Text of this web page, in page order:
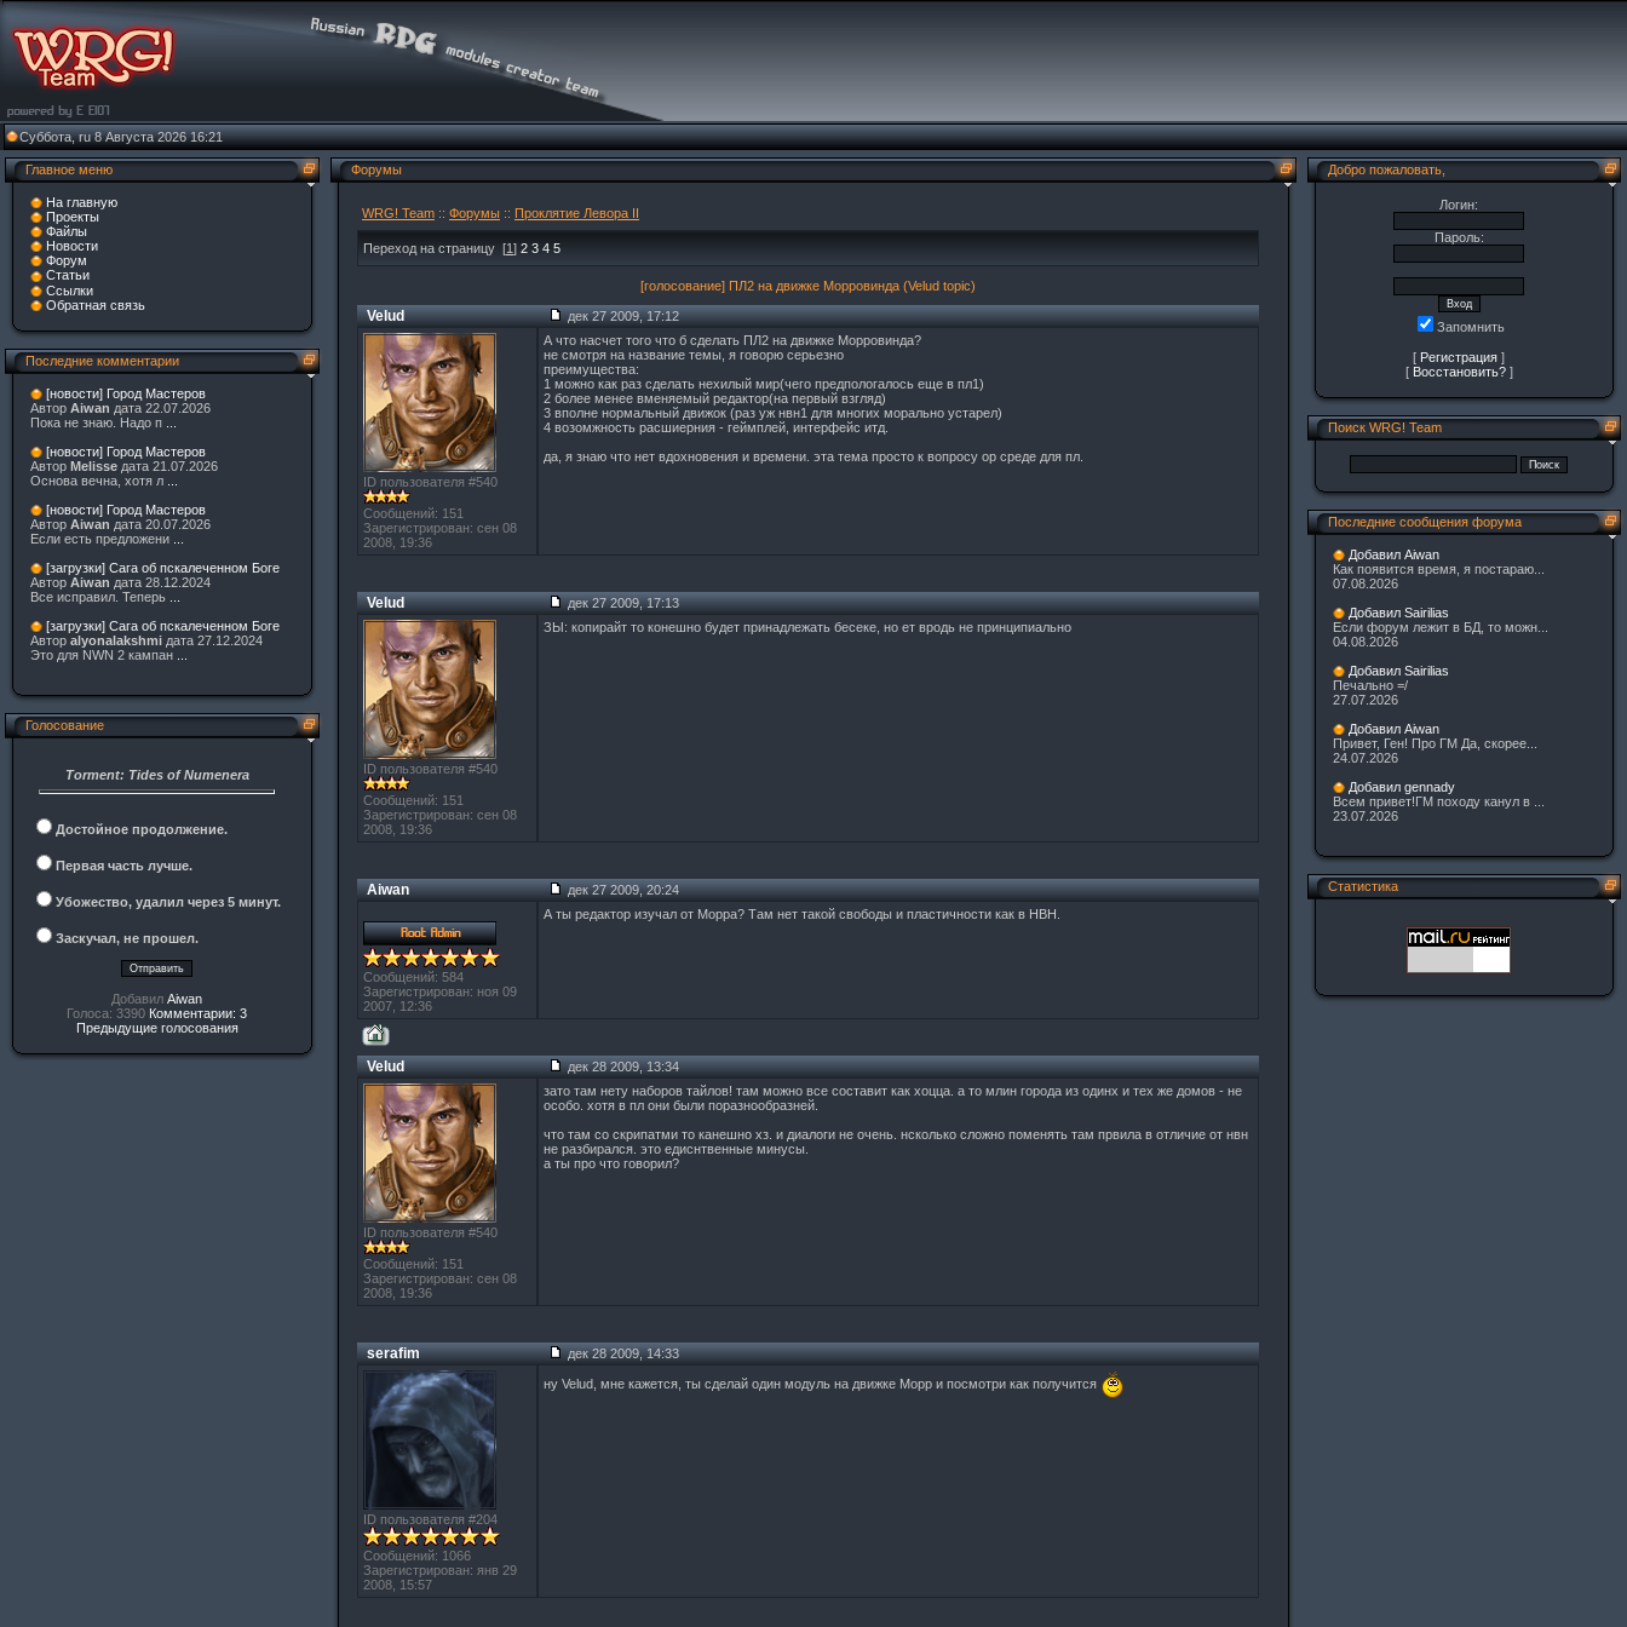
Суббота, ru 8 Августа 2026 16:21
Главное меню
На главную
Проекты
Файлы
Новости
Форум
Статьи
Ссылки
Обратная связь
Последние комментарии
[новости] Город Мастеров
Автор Aiwan дата 22.07.2026
Пока не знаю. Надо п
[новости] Город Мастеров
Автор Melisse дата 21.07.2026
Основа вечна, хотя л
[новости] Город Мастеров
Автор Aiwan дата 20.07.2026
Если есть предложени
[загрузки] Сага об пскалеченном Боге
Автор Aiwan дата 28.12.2024
Все исправил. Теперь
[загрузки] Сага об пскалеченном Боге
Автор alyonalakshmi дата 27.12.2024
Это для NWN 2 кампан ...
Голосование
Torment: Tides of Numenera
Достойное продолжение.
Первая часть лучше.
Убожество, удалил через 5 минут.
Заскучал, не прошел.
Добавил Aiwan
Голоса: 3390 Комментарии: 3
Предыдущие голосования
Форумы
WRG! Team :: Форумы :: Проклятие Левора II
Переход на страницу [1] 2 3 4 5
[голосование] ПЛ2 на движке Морровинда (Velud topic)
Velud дек 27 2009, 17:12
ID пользователя #540
Сообщений: 151
Зарегистрирован: сен 08
2008, 19:36
А что насчет того что б сделать ПЛ2 на движке Морровинда?
не смотря на название темы, я говорю серьезно
преимущества:
1 можно как раз сделать нехилый мир(чего предпологалось еще в пл1)
2 более менее вменяемый редактор(на первый взгляд)
3 вполне нормальный движок (раз уж нвн1 для многих морально устарел)
4 возомжность расшиерния - геймплей, интерфейс итд.
да, я знаю что нет вдохновения и времени. эта тема просто к вопросу ор среде для пл.
Velud дек 27 2009, 17:13
ID пользователя #540
Сообщений: 151
Зарегистрирован: сен 08
2008, 19:36
ЗЫ: копирайт то конешно будет принадлежать бесеке, но ет вродь не принципиально
Aiwan дек 27 2009, 20:24
Сообщений: 584
Зарегистрирован: ноя 09
2007, 12:36
А ты редактор изучал от Морра? Там нет такой свободы и пластичности как в НВН.
Velud дек 28 2009, 13:34
ID пользователя #540
Сообщений: 151
Зарегистрирован: сен 08
2008, 19:36
зато там нету наборов тайлов! там можно все составит как хоцца. а то млин города из одинх и тех же домов - не
особо. хотя в пл они были поразнообразней.
что там со скрипатми то канешно хз. и диалоги не очень. нсколько сложно поменять там првила в отличие от нвн
не разбирался. это едиснтвенные минусы.
а ты про что говорил?
serafim дек 28 2009, 14:33
ID пользователя #204
Сообщений: 1066
Зарегистрирован: янв 29
2008, 15:57
ну Velud, мне кажется, ты сделай один модуль на движке Морр и посмотри как получится
Добро пожаловать,
Логин:
Пароль:
Запомнить
[ Регистрация ]
[ Восстановить?]
Поиск WRG! Team
Последние сообщения форума
Добавил Aiwan
Как появится время, я постараю...
07.08.2026
Добавил Sairilias
Если форум лежит в БД, то можн...
04.08.2026
Добавил Sairilias
Печально =/
27.07.2026
Добавил Aiwan
Привет, Ген! Про ГМ Да, скорее...
24.07.2026
Добавил gennady
Всем привет!ГМ походу канул в ...
23.07.2026
Статистика